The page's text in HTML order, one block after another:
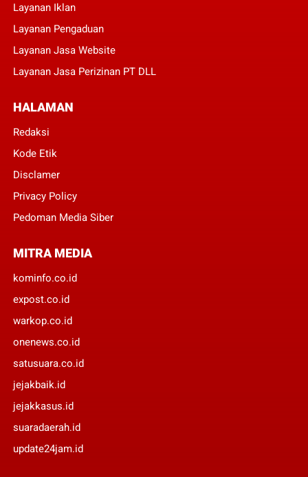
Layanan Iklan
Layanan Pengaduan
Layanan Jasa Website
Layanan Jasa Perizinan PT DLL
HALAMAN
Redaksi
Kode Etik
Disclamer
Privacy Policy
Pedoman Media Siber
MITRA MEDIA
kominfo.co.id
expost.co.id
warkop.co.id
onenews.co.id
satusuara.co.id
jejakbaik.id
jejakkasus.id
suaradaerah.id
update24jam.id